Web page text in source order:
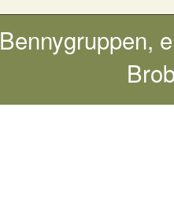
Bennygruppen,